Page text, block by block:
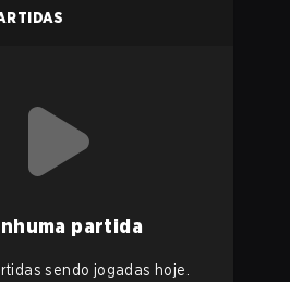
partida
sendo jogadas hoje.